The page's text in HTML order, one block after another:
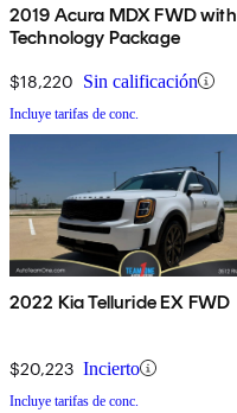
2019 Acura MDX FWD with
Technology Package
$18,220 Sin calificación
Incluye tarifas de conc.
2022 Kia Telluride EX FWD
$20,223 Incierto
Incluye tarifas de conc.